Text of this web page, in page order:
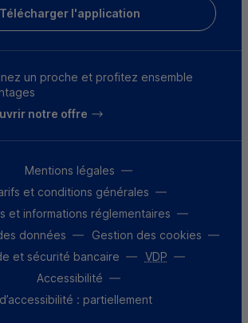
Télécharger l'application
un proche et profitez ensemble
notre offre
Mentions légales
et conditions générales
et informations réglementaires
données
Gestion des cookies
et sécurité bancaire
VDP
Accessibilité
: partiellement